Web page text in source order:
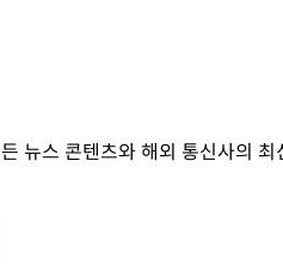
뉴스 콘텐츠와 해외 통신사의